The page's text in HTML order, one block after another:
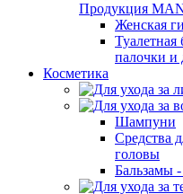
Продукция
Женская
палочки и
Косметика
Шампуни
Средства
головы
Бальзамы